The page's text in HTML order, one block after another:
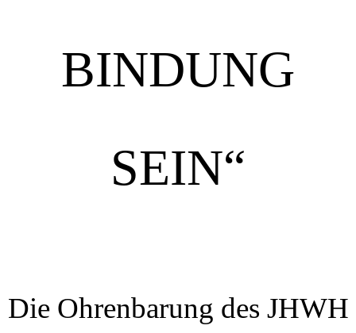
BINDUNG
SEIN“
Die Ohrenbarung des JHWH